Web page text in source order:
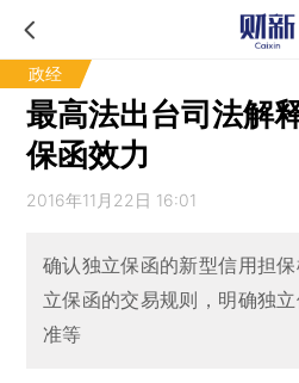
政经
最高法出台司法解
保函效力
2016年11月22日 16:01
确认独立保函的新型信用担
立保函的交易规则，明确独
准等